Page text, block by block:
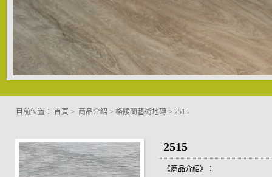
目前位置： 首頁 > 商品介紹 > 格陵蘭藝術地磚 > 2515
2515
《商品介紹》：